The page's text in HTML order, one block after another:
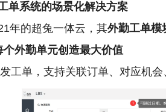
单系统的场景化解决方案
年的超兔一体云，其外勤工单模
外勤单元创造最大价值
工单，支持关联订单、对应机会